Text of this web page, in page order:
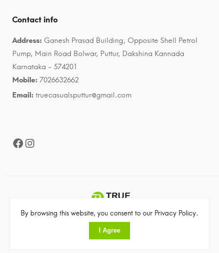
Contact info
Address: Ganesh Prasad Building, Opposite Shell Petrol
Pump, Main Road Bolwar, Puttur, Dakshina Kannada
Karnataka - 574201
Mobile: 7026632662
Email: truecasualsputtur@gmail.com
Facebook
Instagram
©2023 True Casuals. All rights reserved
Made with byThe Web People
By browsing this website, you consent to our Privacy Policy.
I Agree